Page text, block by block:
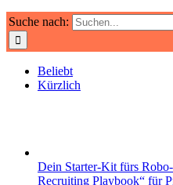
Suche nach:
Beliebt
Kürzlich
Dein Starter-Kit fürs
Recruiting Playbook“ für